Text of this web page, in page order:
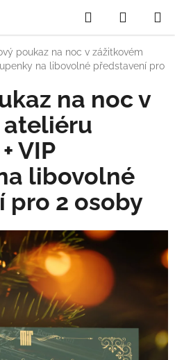
Hledat
KOŠÍK
poukaz na noc v zážitkovém
na libovolné představení pro
na noc v
ateliéru
VIP
libovolné
pro 2 osoby